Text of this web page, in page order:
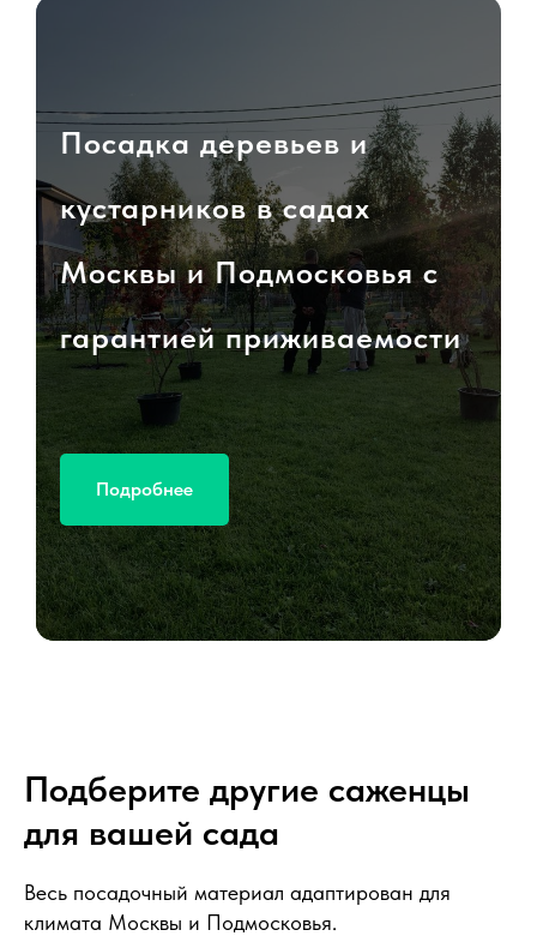
Посадка деревьев и
кустарников в садах
Москвы и Подмосковья с
гарантией приживаемости
Подробнее
Подберите другие саженцы
для вашей сада
Весь посадочный материал адаптирован для
климата Москвы и Подмосковья.